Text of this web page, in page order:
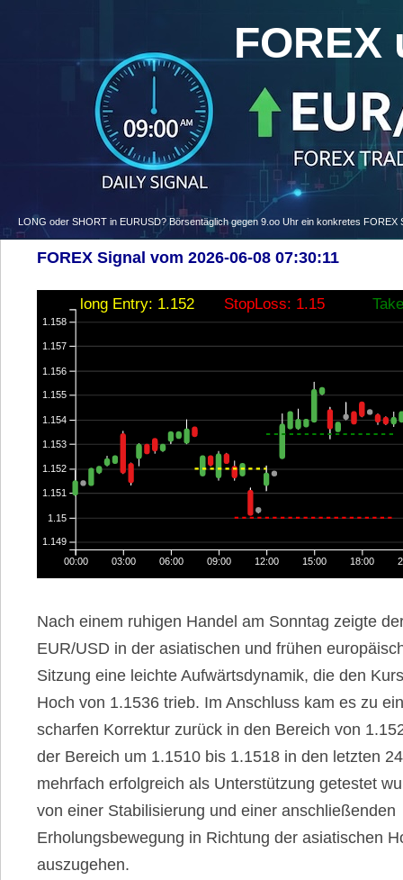
FOREX
LONG oder SHORT in EURUSD? Börsentäglich gegen 9.oo Uhr ein konkretes
FOREX Signal vom 2026-06-08 07:30:11
00:00 03:00 06:00 09:00 12:00 15:00 18:00
1.149
1.15
1.151
1.152
1.153
1.154
1.155
1.156
1.157
1.158
long Entry: 1.152 StopLoss: 1.15
Nach einem ruhigen Handel am Sonntag zeigte
EUR/USD in der asiatischen und frühen
Sitzung eine leichte Aufwärtsdynamik, die den
Hoch von 1.1536 trieb. Im Anschluss kam es zu
scharfen Korrektur zurück in den Bereich von
der Bereich um 1.1510 bis 1.1518 in den letzten
mehrfach erfolgreich als Unterstützung getestet
von einer Stabilisierung und einer anschließenden
Erholungsbewegung in Richtung der asiatischen
auszugehen.